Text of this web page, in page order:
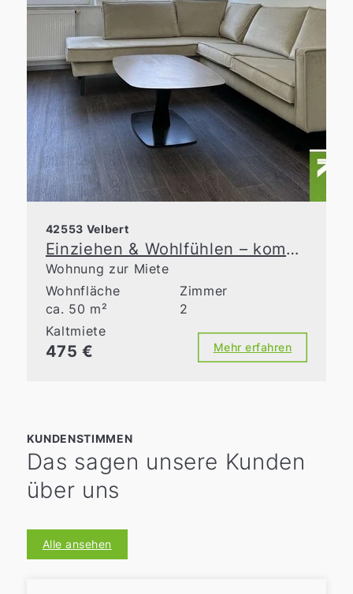
42553 Velbert
Einziehen & Wohlfühlen – komplett möblierte Altbauwohnung in Velbert-Neviges
Wohnung zur Miete
Wohnfläche
ca. 50 m²
Zimmer
2
Kaltmiete
475 € Mehr erfahren
KUNDENSTIMMEN
Das sagen unsere Kunden
über uns
Alle ansehen